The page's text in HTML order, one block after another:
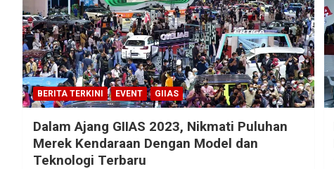
BERITA TERKINI EVENT GIIAS
Dalam Ajang GIIAS 2023, Nikmati Puluhan
Merek Kendaraan Dengan Model dan
Teknologi Terbaru